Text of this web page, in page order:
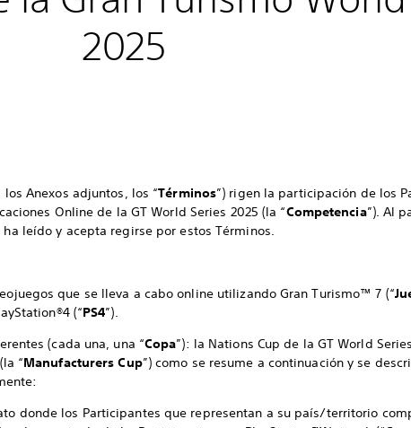
2025
Anexos adjuntos, los “Términos”) rigen la participación de los
Online de la GT World Series 2025 (la “Competencia”). Al
leído y acepta regirse por estos Términos.
que se lleva a cabo online utilizando Gran Turismo™ 7 (“
(“PS4”).
(cada una, una “Copa”): la Nations Cup de la GT World
“Manufacturers Cup”) como se resume a continuación y se
donde los Participantes que representan a su país/territorio